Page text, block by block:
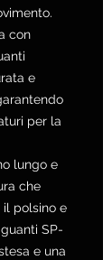
con
e
per la
lungo e
che
polsino e
SP-
e una